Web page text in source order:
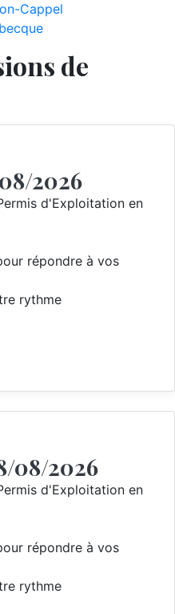
Cappel
de
2026
d'Exploitation en
répondre à vos
rythme
08/2026
d'Exploitation en
répondre à vos
rythme